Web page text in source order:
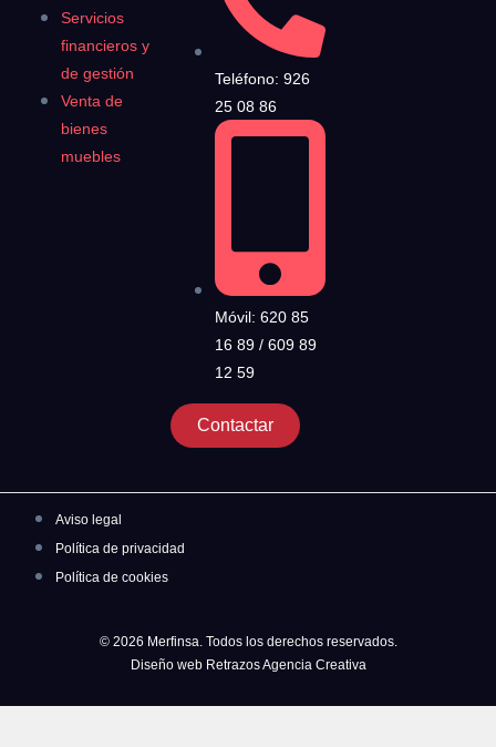
Servicios
financieros y
de gestión
Venta de
bienes
muebles
Teléfono: 926
25 08 86
Móvil: 620 85
16 89 / 609 89
12 59
Contactar
Aviso legal
Política de privacidad
Política de cookies
© 2026 Merfinsa. Todos los derechos reservados.
Diseño web Retrazos Agencia Creativa